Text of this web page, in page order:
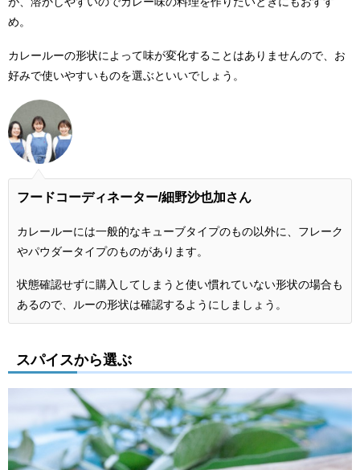
め。
カレールーの形状によって味が変化することはありませんので、お
好みで使いやすいものを選ぶといいでしょう。
フードコーディネーター/細野沙也加さん
カレールーには一般的なキューブタイプのもの以外に、フレーク
やパウダータイプのものがあります。
状態確認せずに購入してしまうと使い慣れていない形状の場合も
あるので、ルーの形状は確認するようにしましょう。
スパイスから選ぶ